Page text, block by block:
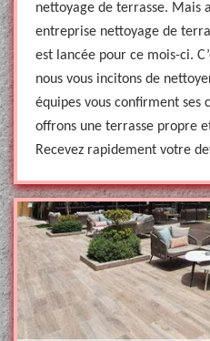
nettoyage de terrasse. Mais
entreprise nettoyage de
est lancée pour ce mois-ci.
nous vous incitons de
équipes vous confirment ses
offrons une terrasse propre
Recevez rapidement votre